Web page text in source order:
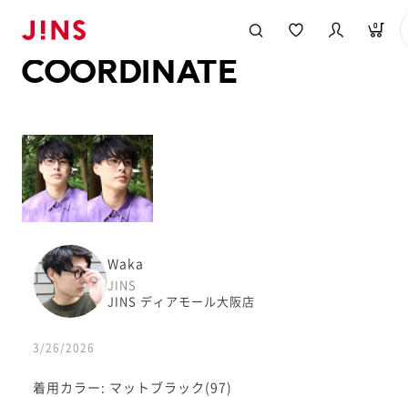
0
COORDINATE
Waka
JINS
JINS ディアモール大阪店
3/26/2026
着用カラー: マットブラック(97)